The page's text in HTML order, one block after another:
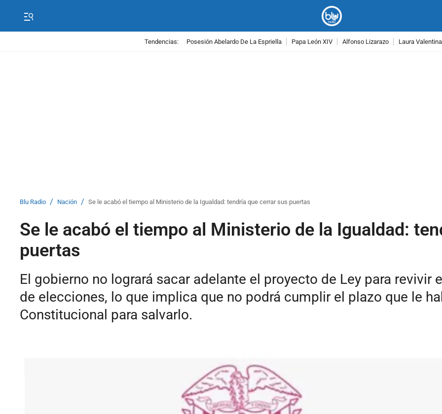
Tendencias: Posesión Abelardo De La Espriella Papa León XIV Alfonso Lizarazo Laura
Blu Radio / Nación / Se le acabó el tiempo al Ministerio de la Igualdad: tendría que cerrar sus puertas
Se le acabó el tiempo al Ministerio de la Igualdad:
puertas
El gobierno no logrará sacar adelante el proyecto de Ley para
de elecciones, lo que implica que no podrá cumplir el plazo que le
Constitucional para salvarlo.